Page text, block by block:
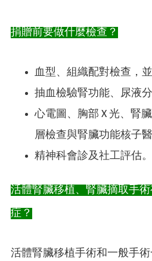
捐贈前要做什麼檢查？
血型、組織配對檢查，
抽血檢驗腎功能、尿液分
心電圖、胸部 X 光、腎
層檢查與腎臟功能核子醫
精神科會診及社工評估。
活體腎臟移植、腎臟摘取手
症？
活體腎臟移植手術和一般手